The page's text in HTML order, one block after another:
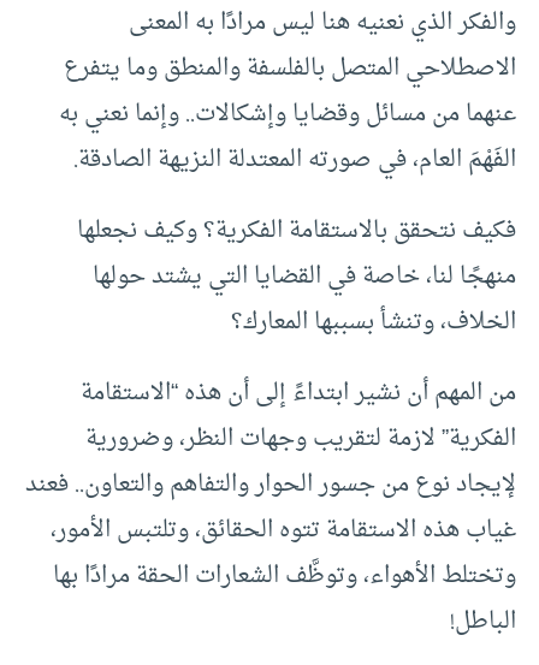
والفكر الذي نعنيه هنا ليس مرادًا به المعنى
الاصطلاحي المتصل بالفلسفة والمنطق وما يتفرع
عنهما من مسائل وقضايا وإشكالات.. وإنما نعني به
الفَهْمَ العام، في صورته المعتدلة النزيهة الصادقة.
فكيف نتحقق بالاستقامة الفكرية؟ وكيف نجعلها
منهجًا لنا، خاصة في القضايا التي يشتد حولها
الخلاف، وتنشأ بسببها المعارك؟
من المهم أن نشير ابتداءً إلى أن هذه “الاستقامة
الفكرية” لازمة لتقريب وجهات النظر، وضرورية
لإيجاد نوع من جسور الحوار والتفاهم والتعاون.. فعند
غياب هذه الاستقامة تتوه الحقائق، وتلتبس الأمور،
وتختلط الأهواء، وتوظَّف الشعارات الحقة مرادًا بها
الباطل!